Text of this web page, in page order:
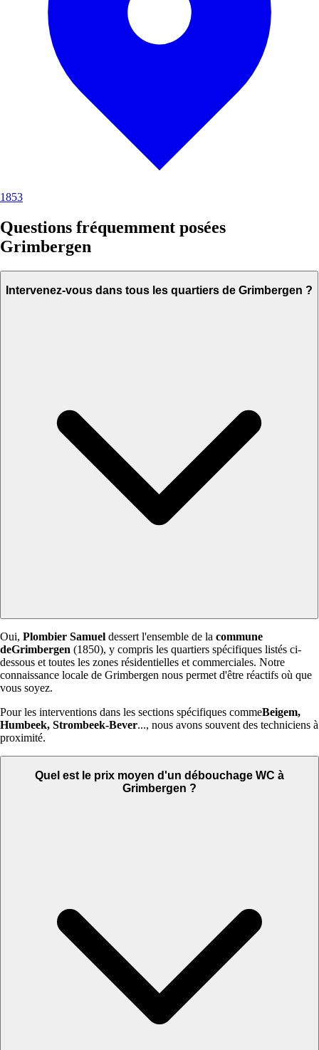
1853
Questions fréquemment posées
Grimbergen
Intervenez-vous dans tous les quartiers de Grimbergen ?
Oui, Plombier Samuel dessert l'ensemble de la commune
deGrimbergen (1850), y compris les quartiers spécifiques listés ci-
dessous et toutes les zones résidentielles et commerciales. Notre
connaissance locale de Grimbergen nous permet d'être réactifs où que
vous soyez.
Pour les interventions dans les sections spécifiques commeBeigem,
Humbeek, Strombeek-Bever..., nous avons souvent des techniciens à
proximité.
Quel est le prix moyen d'un débouchage WC à
Grimbergen ?